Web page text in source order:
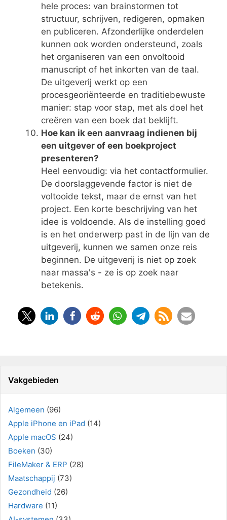
hele proces: van brainstormen tot
structuur, schrijven, redigeren, opmaken
en publiceren. Afzonderlijke onderdelen
kunnen ook worden ondersteund, zoals
het organiseren van een onvoltooid
manuscript of het inkorten van de taal.
De uitgeverij werkt op een
procesgeoriënteerde en traditiebewuste
manier: stap voor stap, met als doel het
creëren van een boek dat beklijft.
Hoe kan ik een aanvraag indienen bij
een uitgever of een boekproject
presenteren?
Heel eenvoudig: via het contactformulier.
De doorslaggevende factor is niet de
voltooide tekst, maar de ernst van het
project. Een korte beschrijving van het
idee is voldoende. Als de instelling goed
is en het onderwerp past in de lijn van de
uitgeverij, kunnen we samen onze reis
beginnen. De uitgeverij is niet op zoek
naar massa's - ze is op zoek naar
betekenis.
Vakgebieden
Algemeen (96)
Apple iPhone en iPad (14)
Apple macOS (24)
Boeken (30)
FileMaker & ERP (28)
Maatschappij (73)
Gezondheid (26)
Hardware (11)